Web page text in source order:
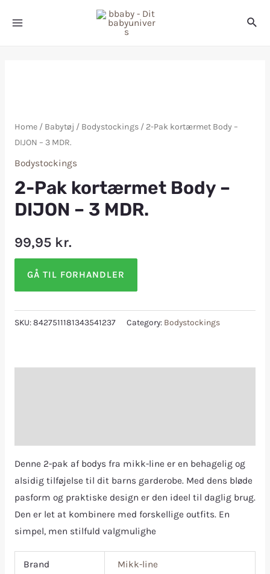
Home/ Babytøj / Bodystockings/ 2-Pak kortærmet Body –
DIJON – 3 MDR.
Bodystockings
2-Pak kortærmet Body –
DIJON – 3 MDR.
99,95 kr.
GÅ TIL FORHANDLER
SKU:8427511181343541237 Category: Bodystockings
Denne 2-pak af bodys fra mikk-line er en behagelig og
alsidig tilføjelse til dit barns garderobe. Med dens bløde
pasform og praktiske design er den ideel til daglig brug.
Den er let at kombinere med forskellige outfits. En
simpel, men stilfuld valgmulighe
Brand Mikk-line